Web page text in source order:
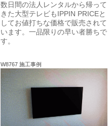
数日間の法人レンタルから帰って
きた大型テレビもIPPIN PRICEと
してお値打ちな価格で販売されて
います。一品限りの早い者勝ちで
す。
W8767 施工事例